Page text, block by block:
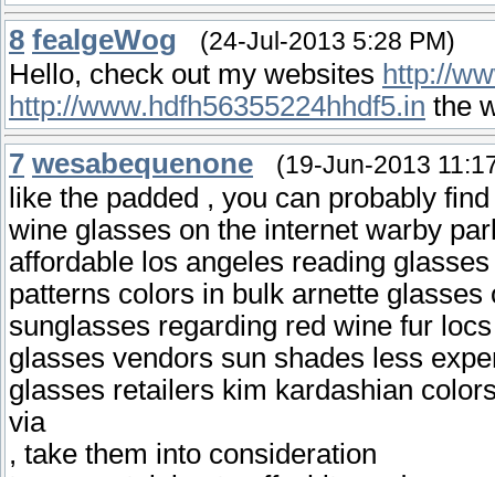
8 fealgeWog (24-Jul-2013 5:28 PM)
Hello, check out my websites http://
http://www.hdfh56355224hhdf5.in the
7 wesabequenone (19-Jun-2013
like the padded , you can probably
wine glasses on the internet warby
affordable los angeles reading
patterns colors in bulk arnette
sunglasses regarding red wine fur
glasses vendors sun shades less
glasses retailers kim kardashian
via
, take them into consideration